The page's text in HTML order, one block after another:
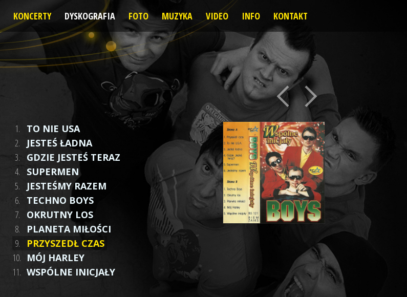
KONCERTY DYSKOGRAFIA FOTO MUZYKA VIDEO INFO KONTAKT
1.
TO NIE USA
2.
JESTEŚ ŁADNA
3.
GDZIE JESTEŚ TERAZ
4.
SUPERMEN
5.
JESTEŚMY RAZEM
6.
TECHNO BOYS
7.
OKRUTNY LOS
8.
PLANETA MIŁOŚCI
9.
PRZYSZEDŁ CZAS
10. MÓJ HARLEY
11. WSPÓLNE INICJAŁY